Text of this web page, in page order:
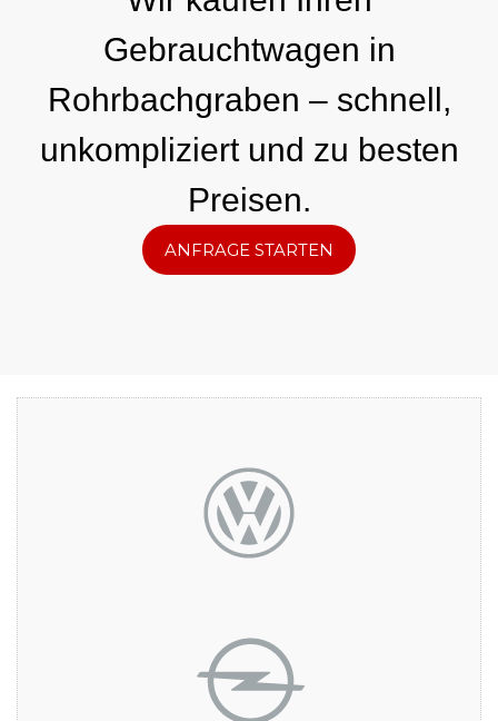
Gebrauchtwagen in
Rohrbachgraben – schnell,
unkompliziert und zu besten
Preisen.
ANFRAGE STARTEN